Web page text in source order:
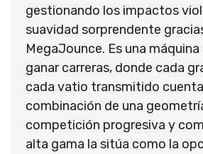
gestionando los impactos
suavidad sorprendente
MegaJounce. Es una
ganar carreras, donde cada
cada vatio transmitido
combinación de una
competición progresiva y
alta gama la sitúa como la